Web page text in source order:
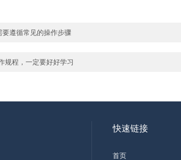
遵循常见的操作步骤
规程，一定要好好学习
快速链接
首页